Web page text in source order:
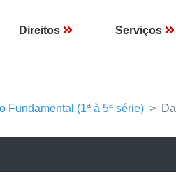
Direitos Serviços
Fundamental (1ª à 5ª série)